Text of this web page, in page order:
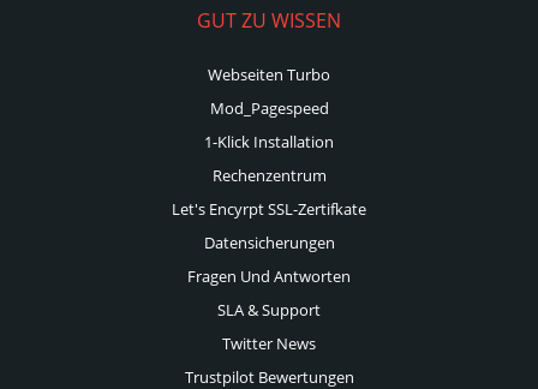
GUT ZU WISSEN
Webseiten Turbo
Mod_Pagespeed
1-Klick Installation
Rechenzentrum
Let's Encyrpt SSL-Zertifkate
Datensicherungen
Fragen Und Antworten
SLA & Support
Twitter News
Trustpilot Bewertungen